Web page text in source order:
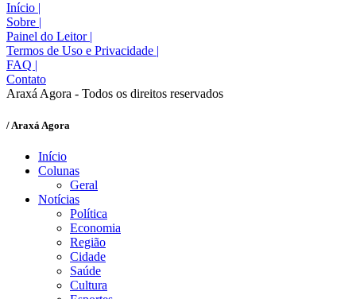
Início |
Sobre |
Painel do Leitor |
Termos de Uso e Privacidade |
FAQ |
Contato
Araxá Agora - Todos os direitos reservados
/ Araxá Agora
Início
Colunas
Geral
Notícias
Política
Economia
Região
Cidade
Saúde
Cultura